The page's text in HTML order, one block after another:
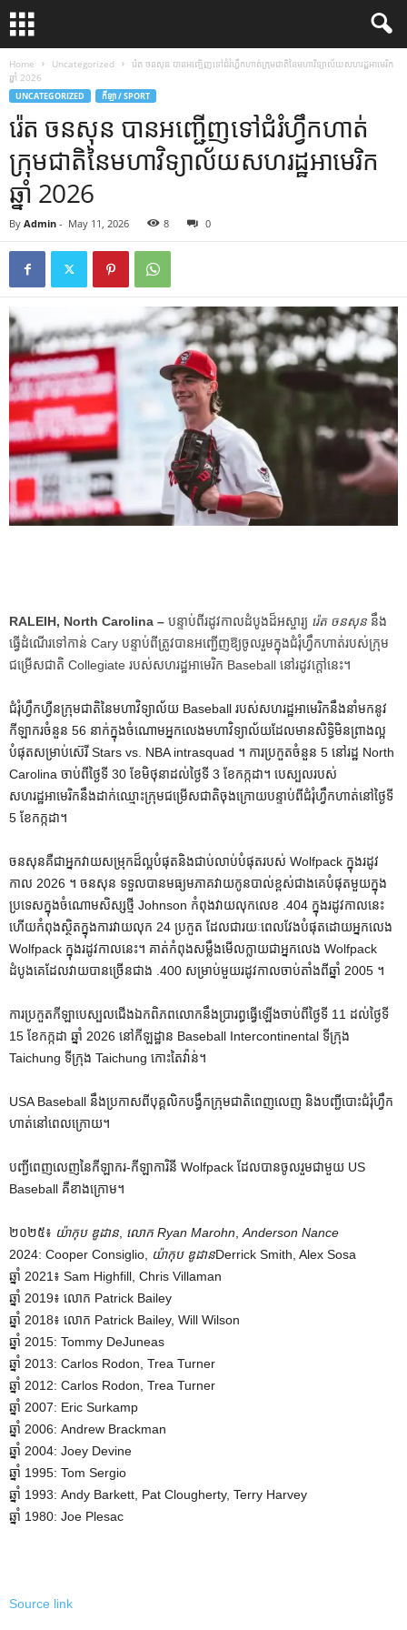
Home Uncategorized
រ៉េត ចនសុន បានអញ្ជើញទៅជំរំហ្វឹកហាត់ក្រុមជាតិនៃមហាវិទ្យាល័យសហរដ្ឋអាមេរិក
ឆ្នាំ 2026
UNCATEGORIZED កីឡា / SPORT
រ៉េត ចនសុន បានអញ្ជើញទៅជំរំហ្វឹកហាត់
ក្រុមជាតិនៃមហាវិទ្យាល័យសហរដ្ឋអាមេរិក
ឆ្នាំ 2026
By Admin - May 11, 2026 8 0
RALEIH, North Carolina – បន្ទាប់ពីរដូវកាលដំបូងដ៏អស្ចារ្យ រ៉េត ចនសុន នឹង
ធ្វើដំណើរទៅកាន់ Cary បន្ទាប់ពីត្រូវបានអញ្ជើញឱ្យចូលរួមក្នុងជំរុំហ្វឹកហាត់របស់ក្រុម
ជម្រើសជាតិ Collegiate របស់សហរដ្ឋអាមេរិក Baseball នៅរដូវក្តៅនេះ។
ជំរុំហ្វឹកហ្វឺនក្រុមជាតិនៃមហាវិទ្យាល័យ Baseball របស់សហរដ្ឋអាមេរិកនឹងនាំមកនូវ
កីឡាករចំនួន 56 នាក់ក្នុងចំណោមអ្នកលេងមហាវិទ្យាល័យដែលមានសិទ្ធិមិនព្រាងល្អ
បំផុតសម្រាប់ស៊េរី Stars vs. NBA intrasquad ។ ការប្រកួតចំនួន 5 នៅរដ្ឋ North
Carolina ចាប់ពីថ្ងៃទី 30 ខែមិថុនាដល់ថ្ងៃទី 3 ខែកក្កដា។ បេស្បលរបស់
សហរដ្ឋអាមេរិកនឹងដាក់ឈ្មោះក្រុមជម្រើសជាតិចុងក្រោយបន្ទាប់ពីជំរុំហ្វឹកហាត់នៅថ្ងៃទី
5 ខែកក្កដា។
ចនសុនគឺជាអ្នកវាយសម្រុកដ៏ល្អបំផុតនិងជាប់លាប់បំផុតរបស់ Wolfpack ក្នុងរដូវ
កាល 2026 ។ ចនសុន ទទួលបានមធ្យមភាគវាយកូនបាល់ខ្ពស់ជាងគេបំផុតមួយក្នុង
ប្រទេសក្នុងចំណោមសិស្សថ្មី Johnson កំពុងវាយលុកលេខ .404 ក្នុងរដូវកាលនេះ
ហើយកំពុងស្ថិតក្នុងការវាយលុក 24 ប្រកួត ដែលជារយៈពេលវែងបំផុតដោយអ្នកលេង
Wolfpack ក្នុងរដូវកាលនេះ។ គាត់កំពុងសម្លឹងមើលក្លាយជាអ្នកលេង Wolfpack
ដំបូងគេដែលវាយបានច្រើនជាង .400 សម្រាប់មួយរដូវកាលចាប់តាំងពីឆ្នាំ 2005 ។
ការប្រកួតកីឡាបេស្បលជើងឯកពិភពលោកនឹងប្រារព្ធធ្វើឡើងចាប់ពីថ្ងៃទី 11 ដល់ថ្ងៃទី
15 ខែកក្កដា ឆ្នាំ 2026 នៅកីឡដ្ឋាន Baseball Intercontinental ទីក្រុង
Taichung ទីក្រុង Taichung កោះតៃវ៉ាន់។
USA Baseball នឹងប្រកាសពីបុគ្គលិកបង្វឹកក្រុមជាតិពេញលេញ និងបញ្ជីបោះជំរុំហ្វឹក
ហាត់នៅពេលក្រោយ។
បញ្ជីពេញលេញនៃកីឡាករ-កីឡាការិនី Wolfpack ដែលបានចូលរួមជាមួយ US
Baseball គឺខាងក្រោម។
២០២៥៖ យ៉ាកុប ឌូដាន លោក Ryan Marohn Anderson Nance
2024: Cooper Consiglio, យ៉ាកុប ឌូដានDerrick Smith, Alex Sosa
ឆ្នាំ 2021៖ Sam Highfill, Chris Villaman
ឆ្នាំ 2019៖ លោក Patrick Bailey
ឆ្នាំ 2018៖ លោក Patrick Bailey, Will Wilson
ឆ្នាំ 2015: Tommy DeJuneas
ឆ្នាំ 2013: Carlos Rodon, Trea Turner
ឆ្នាំ 2012: Carlos Rodon, Trea Turner
ឆ្នាំ 2007: Eric Surkamp
ឆ្នាំ 2006: Andrew Brackman
ឆ្នាំ 2004: Joey Devine
ឆ្នាំ 1995: Tom Sergio
ឆ្នាំ 1993: Andy Barkett, Pat Clougherty, Terry Harvey
ឆ្នាំ 1980: Joe Plesac
Source link